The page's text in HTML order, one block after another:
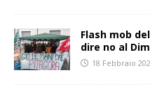
Flash mob
dire no al
18 Febbraio